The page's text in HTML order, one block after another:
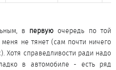
в первую очередь по той
не тянет (сам почти ничего
Хотя справедливости ради надо
в автомобиле - есть ряд